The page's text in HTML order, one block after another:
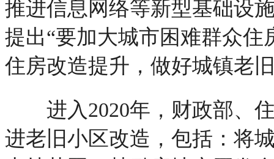
推进信息网络等新型基础设
提出“要加大城市困难群众
住房改造提升，做好城镇老
进入2020年，财政部、住
进老旧小区改造，包括：将